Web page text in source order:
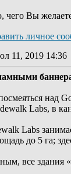
чего Вы
11, 2019 14:36
над
Labs, в
Labs
до 5 га;
все